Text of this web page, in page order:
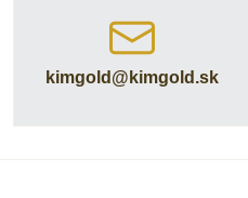
kimgold​@kimgold​.sk